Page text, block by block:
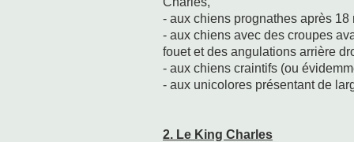
- aux chiens prognathes après 18
- aux chiens avec des croupes
fouet et des angulations arrière
- aux chiens craintifs (ou
- aux unicolores présentant de
2. Le King Charles